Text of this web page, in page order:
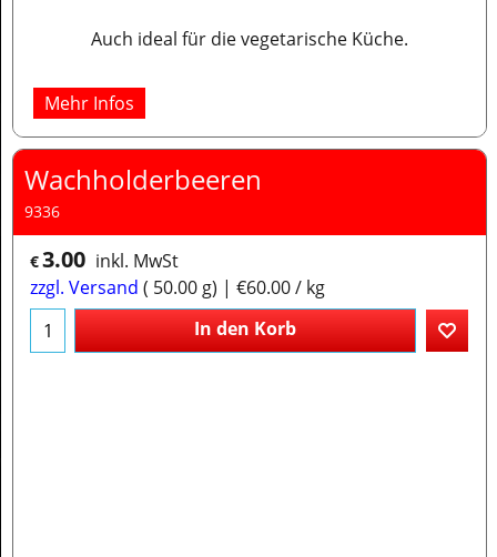
Auch ideal für die vegetarische Küche.
Mehr Infos
Wachholderbeeren
9336
€3.00 inkl. MwSt
zzgl. Versand
50.00 g €60.00/ kg
In den Korb